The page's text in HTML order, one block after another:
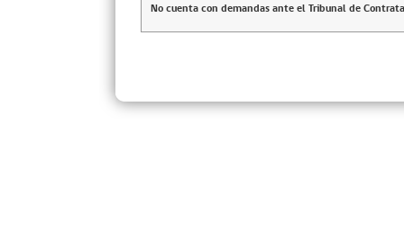
No cuenta con demandas ante el Tribunal de